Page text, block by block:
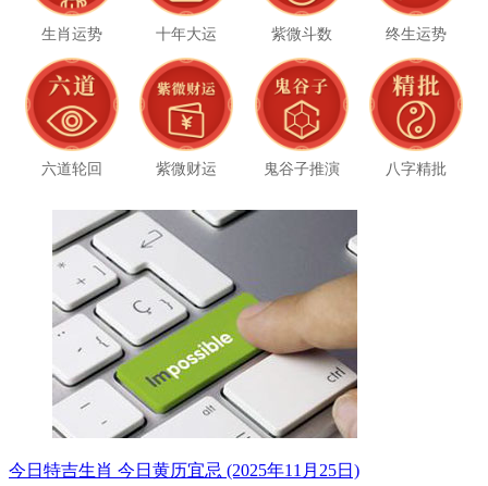
生肖运势 十年大运 紫微斗数 终生运势
六道轮回 紫微财运 鬼谷子推演 八字精批
今日特吉生肖 今日黄历宜忌 (2025年11月25日)